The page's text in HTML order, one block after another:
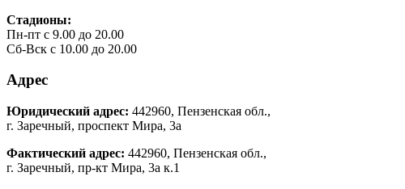
Стадионы:
Пн-пт с 9.00 до 20.00
Сб-Вск с 10.00 до 20.00
Адрес
Юридический адрес: 442960, Пензенская обл.,
г. Заречный, проспект Мира, 3а
Фактический адрес: 442960, Пензенская обл.,
г. Заречный, пр-кт Мира, 3а к.1